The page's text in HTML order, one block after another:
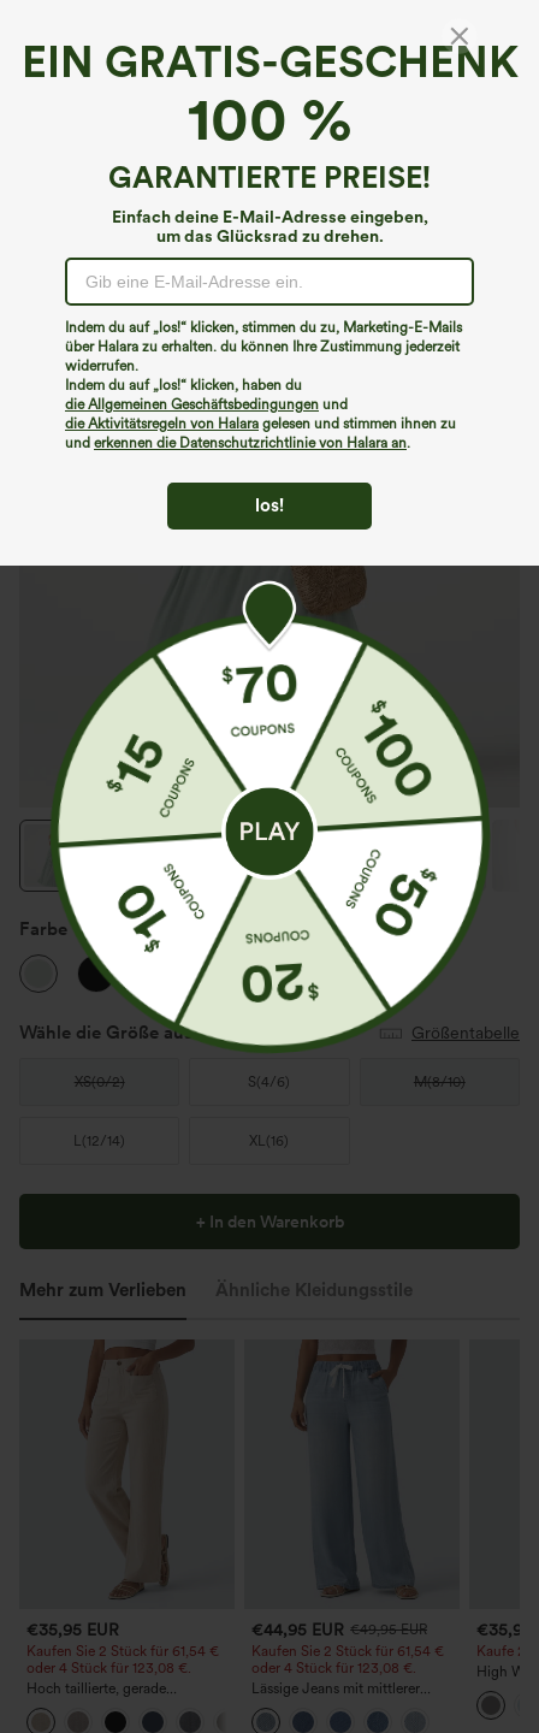
EIN GRATIS-GESCHENK
100 %
GARANTIERTE PREISE!
Einfach deine E-Mail-Adresse eingeben,
um das Glücksrad zu drehen.
Indem du auf „los!“ klicken, stimmen du zu, Marketing-E-Mails
über Halara zu erhalten. du können Ihre Zustimmung jederzeit
widerrufen.
Indem du auf „los!“ klicken, haben du
die Allgemeinen Geschäftsbedingungen und
die Aktivitätsregeln von Halara gelesen und stimmen ihnen zu
und erkennen die Datenschutzrichtlinie von Halara an.
los!
Geripptes, fließendes Maxi-Slipkleid mit
Farbe Fairest Jade
Wähle die Größe aus(US) Größentabelle
XS(0/2) S(4/6) M(8/10)
L(12/14) XL(16)
+ In den Warenkorb
Mehr zum Verlieben Ähnliche Kleidungsstile
€35,95 EUR
Kaufen Sie 2 Stück für 61,54 €
oder 4 Stück für 123,08 €.
Hoch taillierte, gerade
geschnittene, legere Leinen-
Optik-Hose mit Taschen
€44,95 EUR €49,95 EUR
Kaufen Sie 2 Stück für 61,54 €
oder 4 Stück für 123,08 €.
Lässige Jeans mit mittlerer
Bundhöhe, Kordelzug und
Taschen
€35,95
Kaufe 2,
High
Straight